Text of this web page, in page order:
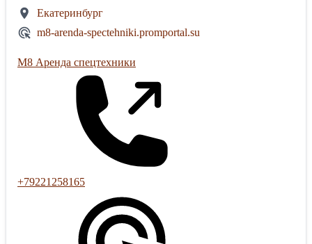
Екатеринбург
m8-arenda-spectehniki.promportal.su
М8 Аренда спецтехники
+79221258165